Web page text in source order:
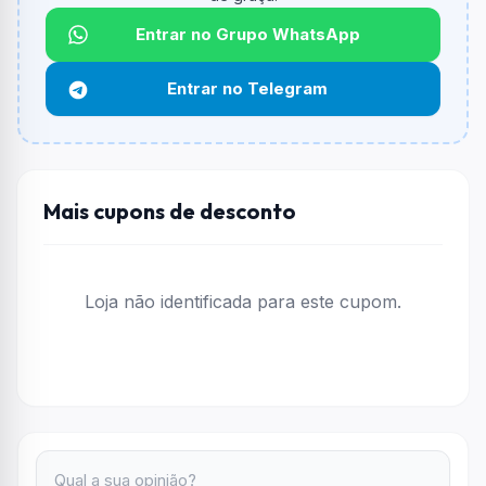
informado.
Qual é o desconto máximo?
Não informado ou sem limite.
Funciona em qualquer produto?
Não necessariamente. Depende de itens participantes
Entrar no Grupo WhatsApp
Entrar no Telegram
Mais cupons de desconto
Loja não identificada para este cupom.